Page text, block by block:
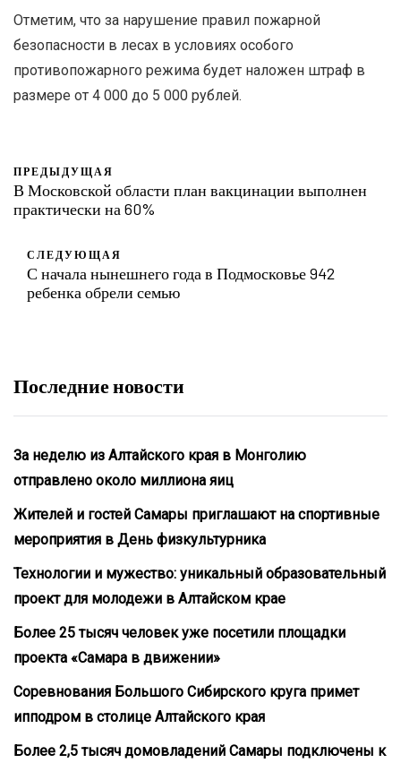
Отметим, что за нарушение правил пожарной
безопасности в лесах в условиях особого
противопожарного режима будет наложен штраф в
размере от 4 000 до 5 000 рублей.
ПРЕДЫДУЩАЯ
В Московской области план вакцинации выполнен
практически на 60%
СЛЕДУЮЩАЯ
С начала нынешнего года в Подмосковье 942
ребенка обрели семью
Последние новости
За неделю из Алтайского края в Монголию
отправлено около миллиона яиц
Жителей и гостей Самары приглашают на спортивные
мероприятия в День физкультурника
Технологии и мужество: уникальный образовательный
проект для молодежи в Алтайском крае
Более 25 тысяч человек уже посетили площадки
проекта «Самара в движении»
Соревнования Большого Сибирского круга примет
ипподром в столице Алтайского края
Более 2,5 тысяч домовладений Самары подключены к